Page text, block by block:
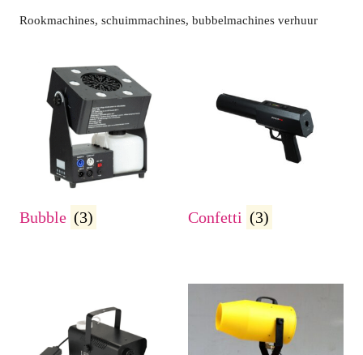
Rookmachines, schuimmachines, bubbelmachines verhuur
Bubble (3) Confetti (3)